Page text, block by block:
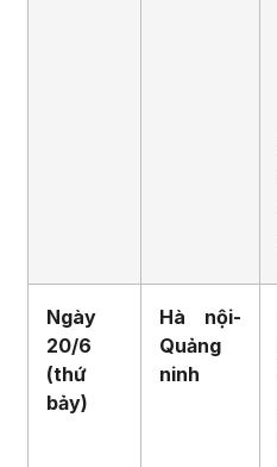
Ngày
20/6
(thứ
bảy)
Hà nội-
Quảng
ninh